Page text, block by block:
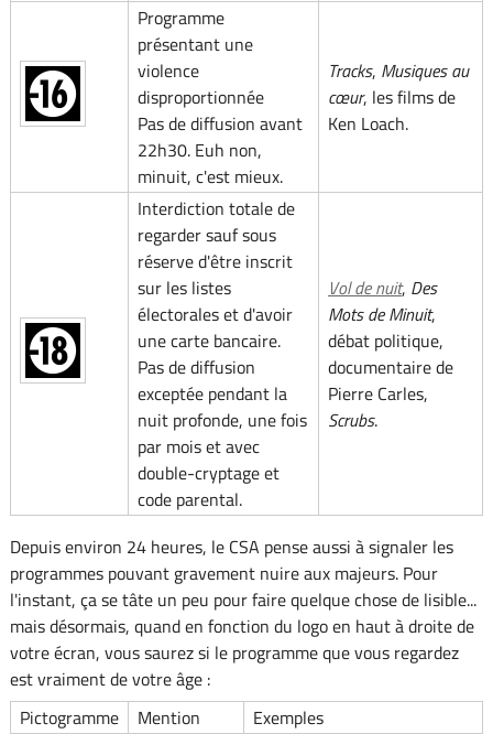
Programme
présentant une
violence
disproportionnée
Pas de diffusion avant
22h30. Euh non,
minuit, c'est mieux.
Tracks, Musiques au
cœur, les films de
Ken Loach.
Interdiction totale de
regarder sauf sous
réserve d'être inscrit
sur les listes
électorales et d'avoir
une carte bancaire.
Pas de diffusion
exceptée pendant la
nuit profonde, une fois
par mois et avec
double-cryptage et
code parental.
Vol de nuit, Des
Mots de Minuit,
débat politique,
documentaire de
Pierre Carles,
Scrubs.
Depuis environ 24 heures, le CSA pense aussi à signaler les
programmes pouvant gravement nuire aux majeurs. Pour
l'instant, ça se tâte un peu pour faire quelque chose de lisible...
mais désormais, quand en fonction du logo en haut à droite de
votre écran, vous saurez si le programme que vous regardez
est vraiment de votre âge :
Pictogramme
Mention
Exemples